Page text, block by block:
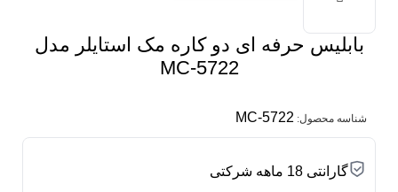
بابلیس حرفه ای دو کاره مک استایلر مدل
5722-MC
شناسه محصول: 5722-MC
گارانتی 18 ماهه شرکتی